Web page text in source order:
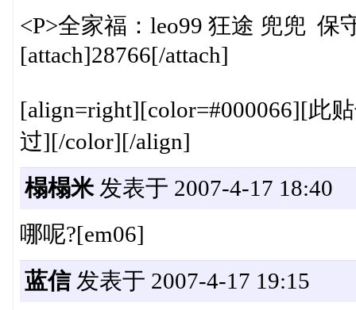
<P>全家福：leo99 狂途 兜兜 保
[attach]28766[/attach]
[align=right][color=#000066][此
过][/color][/align]
榻榻米发表于 2007-4-17 18:40
哪呢?[em06]
蓝信发表于 2007-4-17 19:15